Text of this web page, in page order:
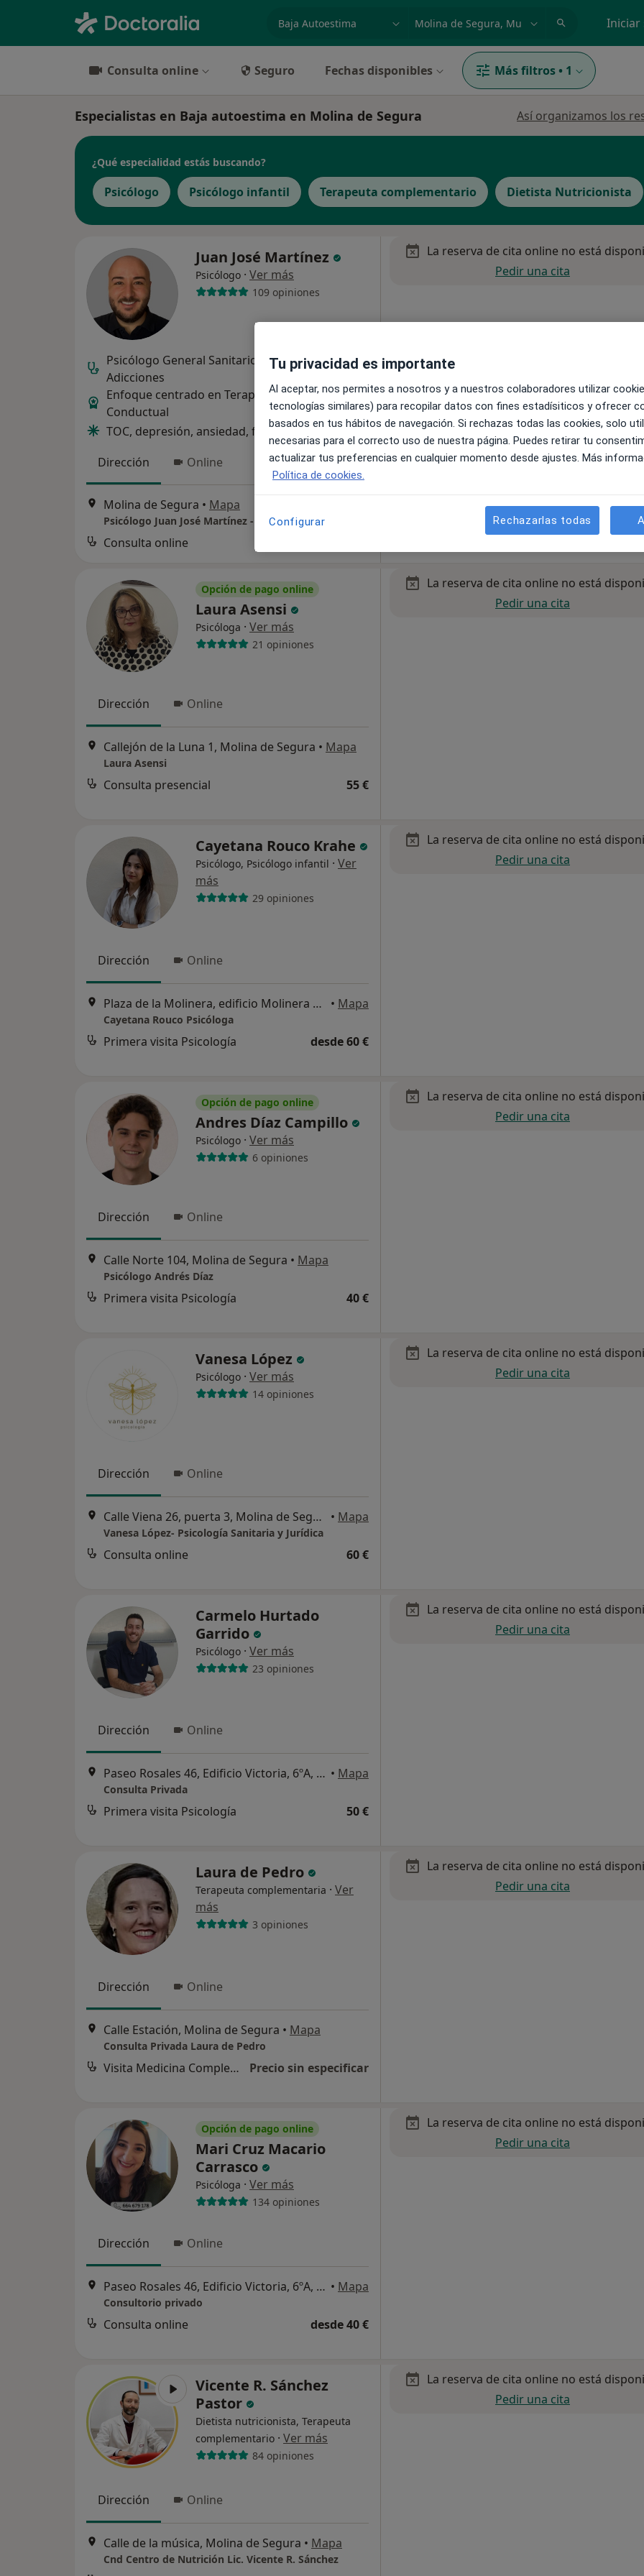
Iniciar
Consulta online Seguro Fechas disponibles Más filtros • 1
Especialistas en Baja autoestima en Molina de Segura Así organizamos los
¿Qué especialidad estás buscando?
Psicólogo Psicólogo infantil Terapeuta complementario Dietista Nutricionista
Juan José Martínez
Psicólogo · Ver más
109 opiniones
Psicólogo General Sanitario experto en
Adicciones
Enfoque centrado en Terapia Cognitivo
Conductual
TOC, depresión, ansiedad, fobias, autoestima
Dirección
Online
Molina de Segura • Mapa
Psicólogo Juan José Martínez - Molina de Segura
Consulta online
La reserva de cita online no está
Pedir una cita
Opción de pago online
Laura Asensi
Psicóloga · Ver más
21 opiniones
Dirección Online
Callejón de la Luna 1, Molina de Segura • Mapa
Laura Asensi
Consulta presencial 55 €
La reserva de cita online no está
Pedir una cita
Cayetana Rouco Krahe
Psicólogo, Psicólogo infantil · Ver
más
29 opiniones
Dirección Online
Plaza de la Molinera, edificio Molinera número 1, oficina 6, Molina de Segura • Mapa
Cayetana Rouco Psicóloga
Primera visita Psicología desde 60 €
La reserva de cita online no está
Pedir una cita
Opción de pago online
Andres Díaz Campillo
Psicólogo · Ver más
6 opiniones
Dirección Online
Calle Norte 104, Molina de Segura • Mapa
Psicólogo Andrés Díaz
Primera visita Psicología 40 €
La reserva de cita online no está
Pedir una cita
Vanesa López
Psicólogo · Ver más
14 opiniones
Dirección Online
Calle Viena 26, puerta 3, Molina de Segura • Mapa
Vanesa López- Psicología Sanitaria y Jurídica
Consulta online 60 €
La reserva de cita online no está
Pedir una cita
Carmelo Hurtado
Garrido
Psicólogo · Ver más
23 opiniones
Dirección Online
Paseo Rosales 46, Edificio Victoria, 6ºA, Molina de Segura, Murcia, Molina de Segura • Mapa
Consulta Privada
Primera visita Psicología 50 €
La reserva de cita online no está
Pedir una cita
Laura de Pedro
Terapeuta complementaria · Ver
más
3 opiniones
Dirección Online
Calle Estación, Molina de Segura • Mapa
Consulta Privada Laura de Pedro
Visita Medicina Complementaria y terapias alternativas Precio sin especificar
La reserva de cita online no está
Pedir una cita
Opción de pago online
Mari Cruz Macario
Carrasco
Psicóloga · Ver más
134 opiniones
Dirección Online
Paseo Rosales 46, Edificio Victoria, 6ºA, Molina de Segura • Mapa
Consultorio privado
Consulta online desde 40 €
La reserva de cita online no está
Pedir una cita
Vicente R. Sánchez
Pastor
Dietista nutricionista, Terapeuta
complementario · Ver más
84 opiniones
Dirección Online
Calle de la música, Molina de Segura • Mapa
Cnd Centro de Nutrición Lic. Vicente R. Sánchez
La reserva de cita online no está
Pedir una cita
Tu privacidad es importante
Al aceptar, nos permites a nosotros y a nuestros colaboradores utilizar
tecnologías similares) para recopilar datos con fines estadísiticos y ofrecer
basados en tus hábitos de navegación. Si rechazas todas las cookies, solo
necesarias para el correcto uso de nuestra página. Puedes retirar tu
actualizar tus preferencias en cualquier momento desde ajustes. Más
Política de cookies.
Configurar Rechazarlas todas